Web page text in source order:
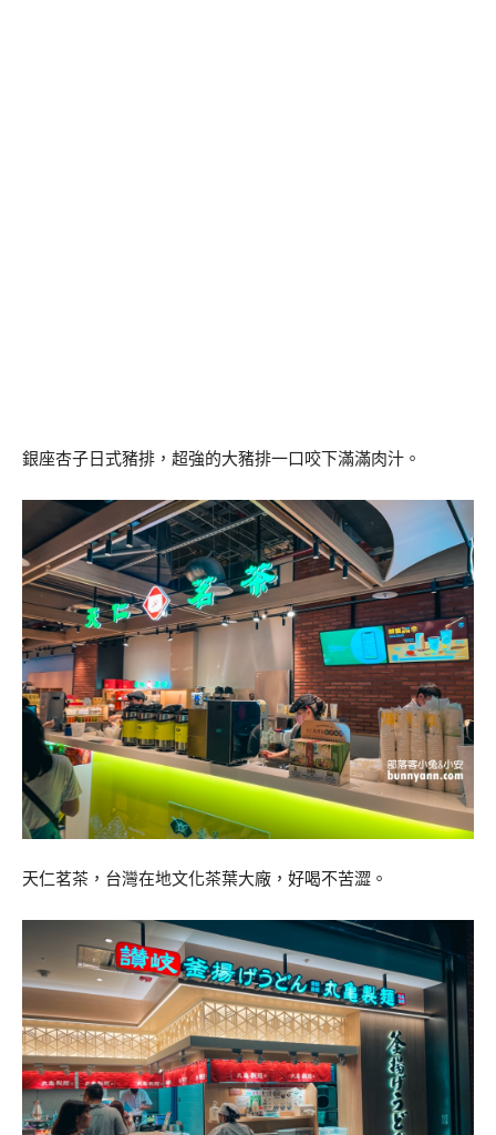
銀座杏子日式豬排，超強的大豬排一口咬下滿滿肉汁。
天仁茗茶，台灣在地文化茶葉大廠，好喝不苦澀。